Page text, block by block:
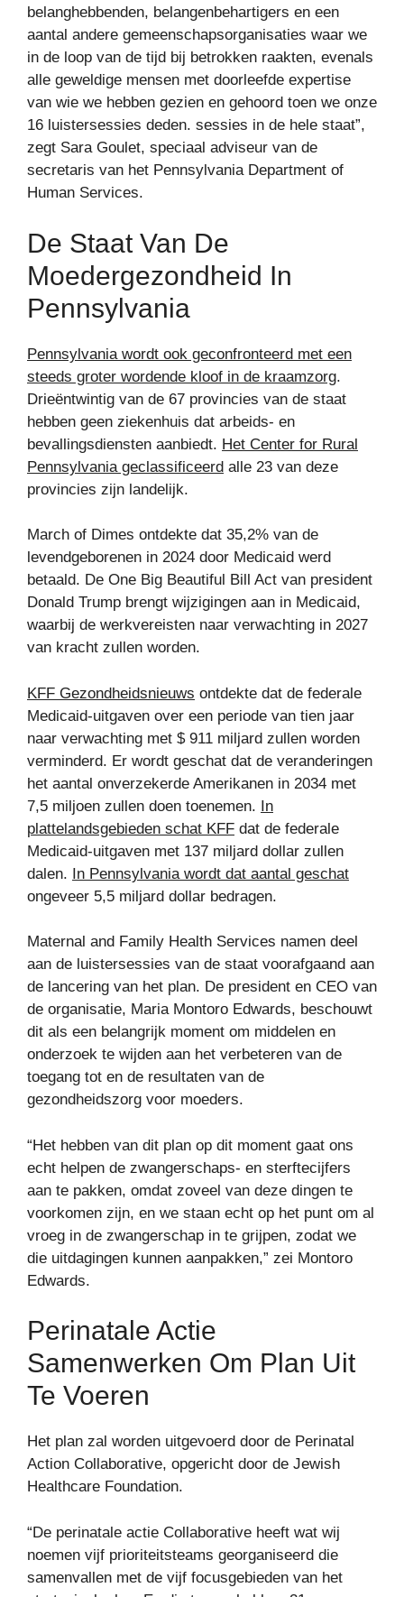
belanghebbenden, belangenbehartigers en een
aantal andere gemeenschapsorganisaties waar we
in de loop van de tijd bij betrokken raakten, evenals
alle geweldige mensen met doorleefde expertise
van wie we hebben gezien en gehoord toen we onze
16 luistersessies deden. sessies in de hele staat”,
zegt Sara Goulet, speciaal adviseur van de
secretaris van het Pennsylvania Department of
Human Services.
De Staat Van De
Moedergezondheid In
Pennsylvania
Pennsylvania wordt ook geconfronteerd met een
steeds groter wordende kloof in de kraamzorg.
Drieëntwintig van de 67 provincies van de staat
hebben geen ziekenhuis dat arbeids- en
bevallingsdiensten aanbiedt. Het Center for Rural
Pennsylvania geclassificeerd alle 23 van deze
provincies zijn landelijk.
March of Dimes ontdekte dat 35,2% van de
levendgeborenen in 2024 door Medicaid werd
betaald. De One Big Beautiful Bill Act van president
Donald Trump brengt wijzigingen aan in Medicaid,
waarbij de werkvereisten naar verwachting in 2027
van kracht zullen worden.
KFF Gezondheidsnieuws ontdekte dat de federale
Medicaid-uitgaven over een periode van tien jaar
naar verwachting met $ 911 miljard zullen worden
verminderd. Er wordt geschat dat de veranderingen
het aantal onverzekerde Amerikanen in 2034 met
7,5 miljoen zullen doen toenemen. In
plattelandsgebieden schat KFF dat de federale
Medicaid-uitgaven met 137 miljard dollar zullen
dalen. In Pennsylvania wordt dat aantal geschat
ongeveer 5,5 miljard dollar bedragen.
Maternal and Family Health Services namen deel
aan de luistersessies van de staat voorafgaand aan
de lancering van het plan. De president en CEO van
de organisatie, Maria Montoro Edwards, beschouwt
dit als een belangrijk moment om middelen en
onderzoek te wijden aan het verbeteren van de
toegang tot en de resultaten van de
gezondheidszorg voor moeders.
“Het hebben van dit plan op dit moment gaat ons
echt helpen de zwangerschaps- en sterftecijfers
aan te pakken, omdat zoveel van deze dingen te
voorkomen zijn, en we staan ​​echt op het punt om al
vroeg in de zwangerschap in te grijpen, zodat we
die uitdagingen kunnen aanpakken,” zei Montoro
Edwards.
Perinatale Actie
Samenwerken Om Plan Uit
Te Voeren
Het plan zal worden uitgevoerd door de Perinatal
Action Collaborative, opgericht door de Jewish
Healthcare Foundation.
“De perinatale actie Collaborative heeft wat wij
noemen vijf prioriteitsteams georganiseerd die
samenvallen met de vijf focusgebieden van het